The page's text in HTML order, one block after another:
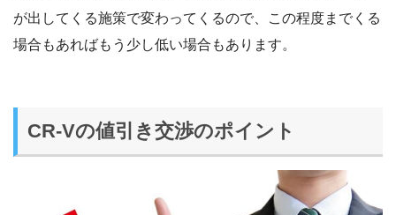
が出してくる施策で変わってくるので、この程度までくる
場合もあればもう少し低い場合もあります。
CR-Vの値引き交渉のポイント